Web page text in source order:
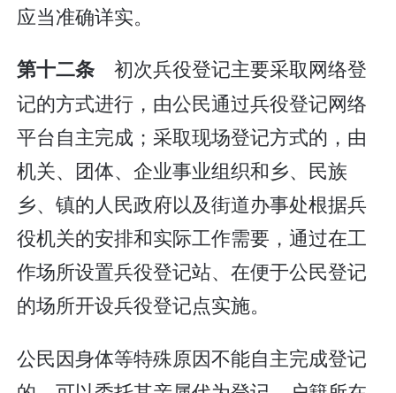
应当准确详实。
第十二条初次兵役登记主要采取网络登
记的方式进行，由公民通过兵役登记网络
平台自主完成；采取现场登记方式的，由
机关、团体、企业事业组织和乡、民族
乡、镇的人民政府以及街道办事处根据兵
役机关的安排和实际工作需要，通过在工
作场所设置兵役登记站、在便于公民登记
的场所开设兵役登记点实施。
公民因身体等特殊原因不能自主完成登记